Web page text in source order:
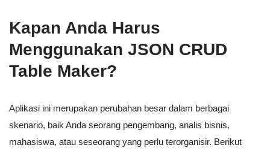
Kapan Anda Harus
Menggunakan JSON CRUD
Table Maker?
Aplikasi ini merupakan perubahan besar dalam berbagai
skenario, baik Anda seorang pengembang, analis bisnis,
mahasiswa, atau seseorang yang perlu terorganisir. Berikut